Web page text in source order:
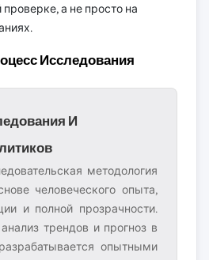
а не просто на
Исследования
И
методология
человеческого опыта,
и полной прозрачности.
трендов и прогноз в
опытными